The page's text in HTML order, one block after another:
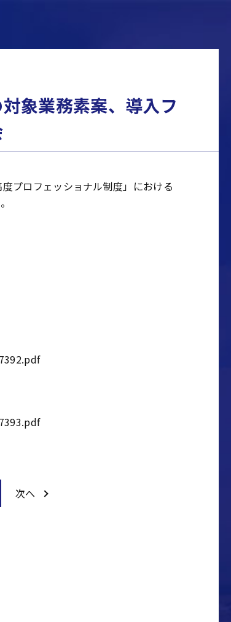
象業務素案、導入フ
プロフェッショナル制度」における
次へ